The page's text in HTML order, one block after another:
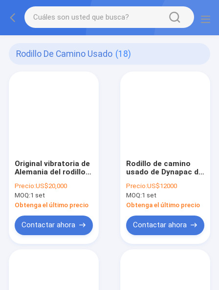
Rodillo De Camino Usado (18)
Original vibratoria de
Alemania del rodillo
tambor del doble de
Bomag BW202AD-2
Precio:US$20,000
MOQ:1 set
Obtenga el último precio
Contactar ahora
Rodillo de camino
usado de Dynapac de
en venta
Precio:US$12000
MOQ:1 set
Obtenga el último precio
Contactar ahora